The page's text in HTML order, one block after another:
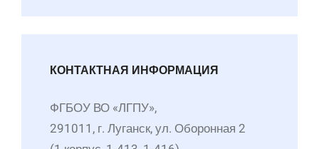
КОНТАКТНАЯ ИНФОРМАЦИЯ
ФГБОУ ВО «ЛГПУ»,
291011, г. Луганск, ул. Оборонная 2